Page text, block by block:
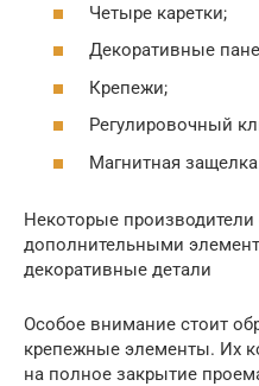
Четыре каретки;
Декоративные
Крепежи;
Регулировочный
Магнитная
Некоторые
дополнительными
декоративные детали
Особое внимание стоит
крепежные элементы. Их
на полное закрытие